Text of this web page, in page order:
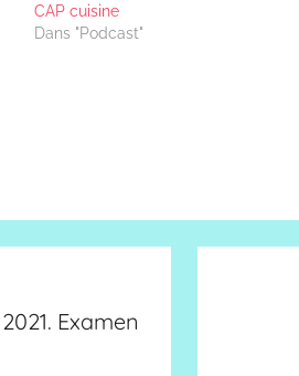
CAP cuisine
Dans "Podcast"
Examen